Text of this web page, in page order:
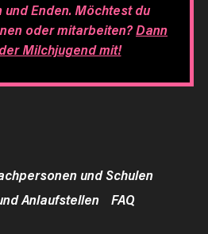
und Enden. Möchtest du
oder mitarbeiten?Dann
Milchjugend mit!
und Schulen
Anlaufstellen
FAQ